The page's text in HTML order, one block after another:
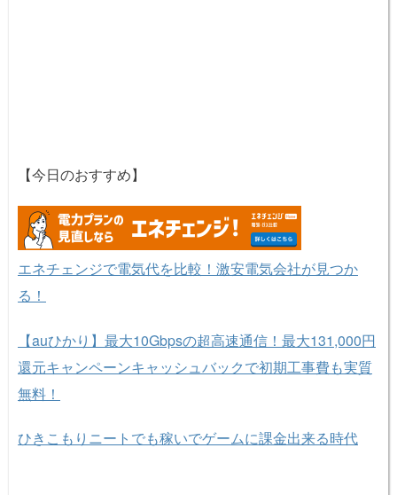
【今日のおすすめ】
エネチェンジで電気代を比較！激安電気会社が見つか
る！
【auひかり】最大10Gbpsの超高速通信！最大131,000円
還元キャンペーンキャッシュバックで初期工事費も実質
無料！
ひきこもりニートでも稼いでゲームに課金出来る時代